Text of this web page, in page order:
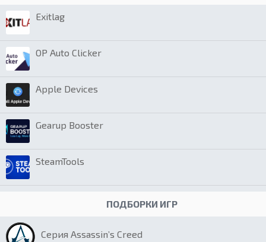
Exitlag
OP Auto Clicker
Apple Devices
Gearup Booster
SteamTools
ПОДБОРКИ ИГР
Серия Assassin’s Creed